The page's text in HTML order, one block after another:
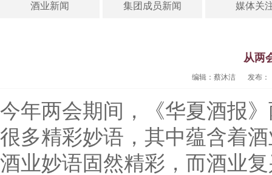
酒业新闻 集团成员新闻 媒体关
从两
编辑：蔡沐洁 发布：
今年两会期间，《华夏酒报
很多精彩妙语，其中蕴含着
酒业妙语固然精彩，而酒业